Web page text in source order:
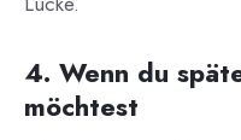
4. Wenn du
möchtest